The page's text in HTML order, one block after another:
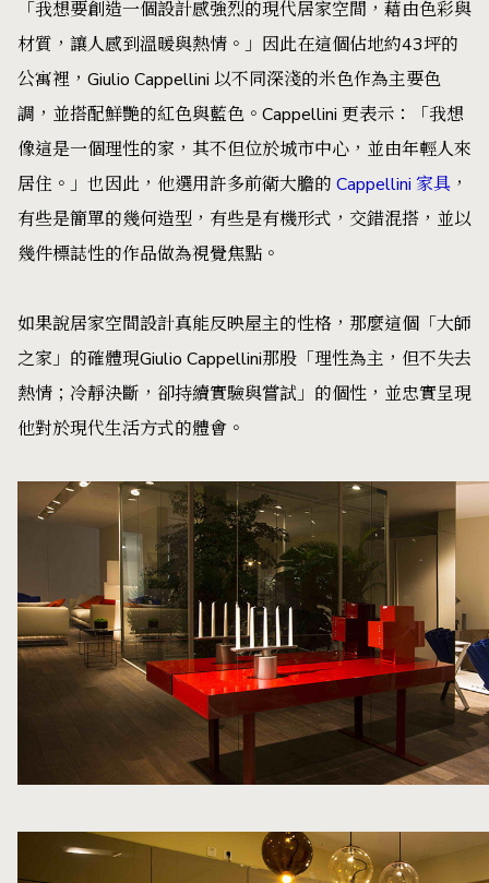
「我想要創造一個設計感強烈的現代居家空間，藉由色彩與
材質，讓人感到溫暖與熱情。」因此在這個佔地約43坪的
公寓裡，Giulio Cappellini 以不同深淺的米色作為主要色
調，並搭配鮮艷的紅色與藍色。Cappellini 更表示：「我想
像這是一個理性的家，其不但位於城市中心，並由年輕人來
居住。」也因此，他選用許多前衛大膽的 Cappellini 家具 ，
有些是簡單的幾何造型，有些是有機形式，交錯混搭，並以
幾件標誌性的作品做為視覺焦點。
如果說居家空間設計真能反映屋主的性格，那麼這個「大師
之家」的確體現Giulio Cappellini那股「理性為主，但不失去
熱情；冷靜決斷，卻持續實驗與嘗試」的個性，並忠實呈現
他對於現代生活方式的體會。